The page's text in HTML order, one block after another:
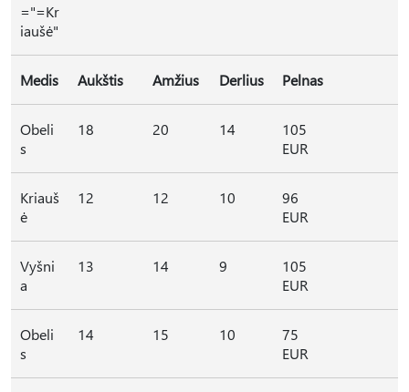
="=Kr
iaušė"
Medis Aukštis Amžius Derlius Pelnas
Obeli
s
18 20 14
105
EUR
Kriauš
ė
12 12 10
96
EUR
Vyšni
a
13 14 9
105
EUR
Obeli
s
14 15 10
75
EUR